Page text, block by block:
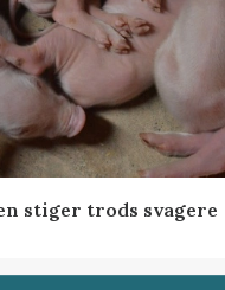
stiger trods svagere